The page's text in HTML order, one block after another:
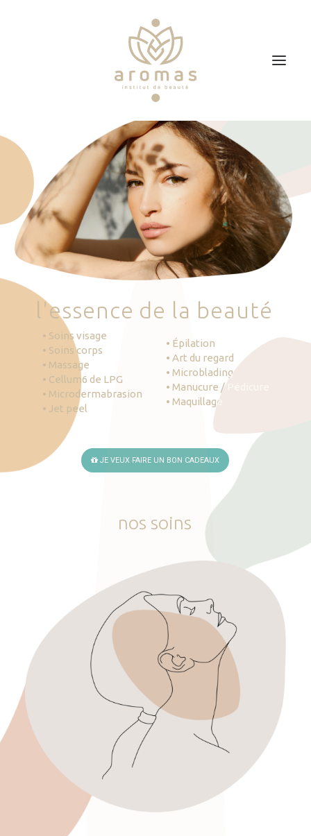
Soins
Je veux faire un bon cadeau
Plan d’accès
Prendre RDV
'essence de la beauté
• Soins visage
• Soins corps
• Massage
• Cellum6 de LPG
• Microdermabrasion
• Jet peel
• Épilation
• Art du regard
• Microblading
• Manucure / Pédicure
• Maquillage
JE VEUX FAIRE UN BON CADEAUX
nos soins